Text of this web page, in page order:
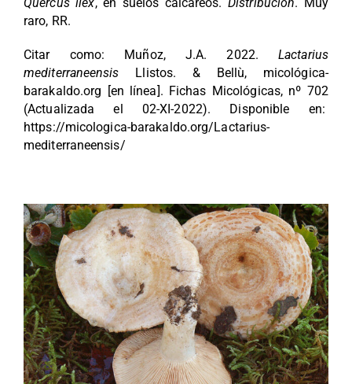
raro, RR.
Citar como: Muñoz, J.A. 2022.Lactarius
mediterraneensis Llistos. & Bellù, micológica-
barakaldo.org [en línea]. Fichas Micológicas, nº 702
(Actualizada el 02-XI-2022). Disponible en:
https://micologica-barakaldo.org/Lactarius-
mediterraneensis/